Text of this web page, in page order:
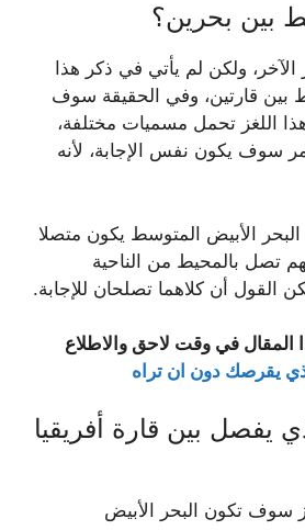
بين بحرين؟
الآخر، ولكن لم يأتي في ذكر هذا
بين قارتين، وفي الحقيقة سوف
اللغز تحمل مسميات مختلفة،
سوف يكون نفس الإجابة، لأنه
الأبيض المتوسط يكون متصلا
تصل بالمحيط من الناحية
القول أن كلاهما تصلحان للإجابة.
المقال في وقت لاحق والاطلاع
يقرصك دون ان تراه
يفصل بين قارة أفريقيا
سوف تكون البحر الأبيض